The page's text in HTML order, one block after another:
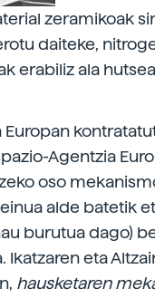
zeramikoak
daiteke,
erabiliz ala
Agentzia
oso
alde batetik
burutua dago)
Ikatzaren eta
hausketaren